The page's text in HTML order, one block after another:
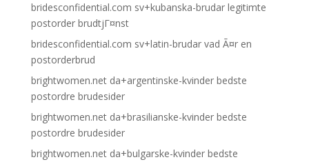
bridesconfidential.com sv+kubanska-brudar legitimte
postorder brudtjГ¤nst
bridesconfidential.com sv+latin-brudar vad Ã¤r en
postorderbrud
brightwomen.net da+argentinske-kvinder bedste
postordre brudesider
brightwomen.net da+brasilianske-kvinder bedste
postordre brudesider
brightwomen.net da+bulgarske-kvinder bedste